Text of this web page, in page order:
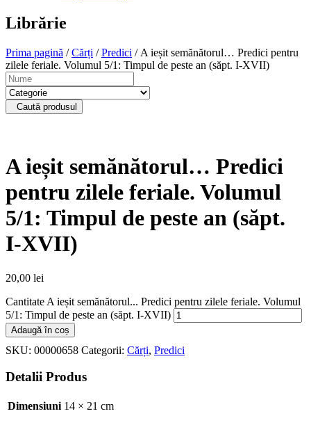
Librărie
Prima pagină /Cărți /Predici / A ieșit semănătorul… Predici pentru
zilele feriale. Volumul 5/1: Timpul de peste an (săpt. I-XVII)
Caută produsul
A ieșit semănătorul… Predici
pentru zilele feriale. Volumul
5/1: Timpul de peste an (săpt.
I-XVII)
20,00 lei
Cantitate A ieșit semănătorul... Predici pentru zilele feriale. Volumul
5/1: Timpul de peste an (săpt. I-XVII)
Adaugă în coș
SKU: 00000658 Categorii: Cărți, Predici
Detalii Produs
Dimensiuni 14 × 21 cm